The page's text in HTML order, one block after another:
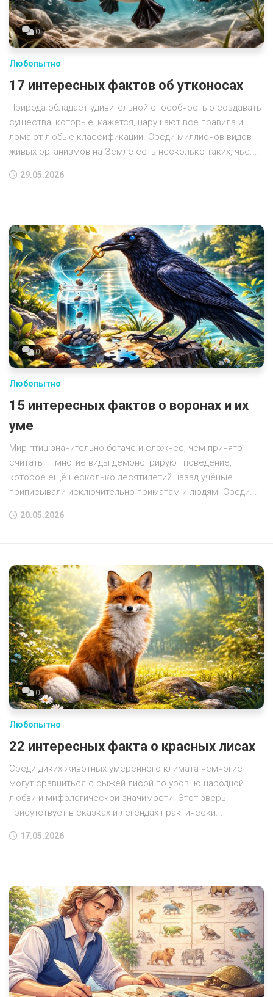
0
Любопытно
17 интересных фактов об утконосах
Природа обладает удивительной способностью создавать
существа, которые, кажется, нарушают все правила и
ломают любые классификации. Среди миллионов видов
живых организмов на Земле есть несколько таких, чьё...
29.05.2026
0
Любопытно
15 интересных фактов о воронах и их
уме
Мир птиц значительно богаче и сложнее, чем принято
считать — многие виды демонстрируют поведение,
которое ещё несколько десятилетий назад учёные
приписывали исключительно приматам и людям. Среди...
20.05.2026
0
Любопытно
22 интересных факта о красных лисах
Среди диких животных умеренного климата немногие
могут сравниться с рыжей лисой по уровню народной
любви и мифологической значимости. Этот зверь
присутствует в сказках и легендах практически...
17.05.2026